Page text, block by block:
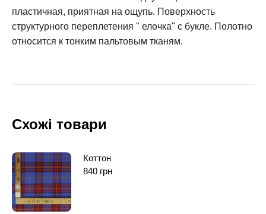
пластичная, приятная на ощупь. Поверхность
структурного переплетения " елочка" с букле. Полотно
относится к тонким пальтовым тканям.
Схожі товари
Коттон
840 грн